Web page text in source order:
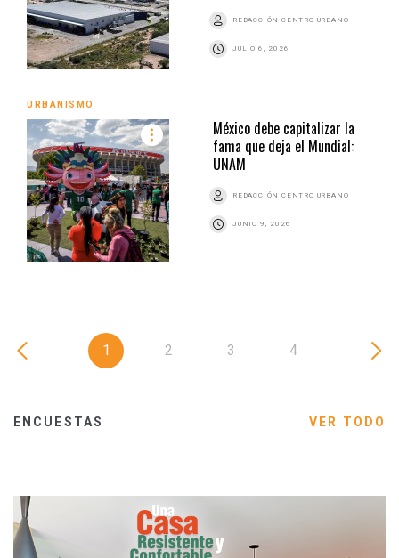
REDACCIÓN CENTRO URBANO
JULIO 6, 2026
URBANISMO
México debe capitalizar la
fama que deja el Mundial:
UNAM
REDACCIÓN CENTRO URBANO
JUNIO 9, 2026
1 2 3 4
ENCUESTAS VER TODO